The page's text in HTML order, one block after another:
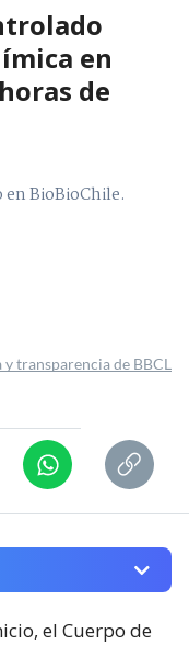
en
de
BioBioChile.
y transparencia de BBCL
el Cuerpo de